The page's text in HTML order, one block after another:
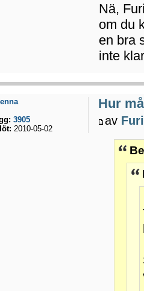
Nä,
om du
en bra
inte
Hur
av
3905
2010-05-02